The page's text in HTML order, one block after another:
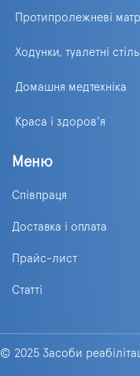
Протипролежневі
Ходунки, туалетні
Домашня медтехніка
Краса і здоров'я
Меню
Співпраця
Доставка і оплата
Прайс-лист
Статті
© 2025 Засоби